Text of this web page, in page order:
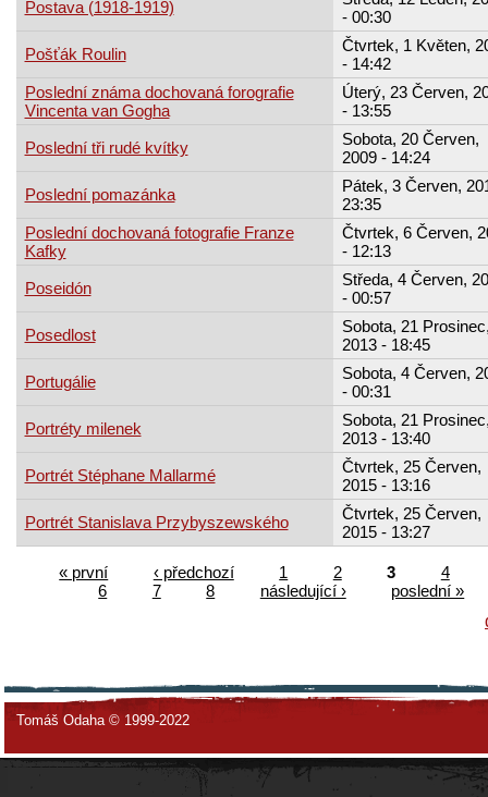
Postava (1918-1919)
- 00:30
Pošťák Roulin
Čtvrtek, 1 Květen,
- 14:42
Poslední známa dochovaná forografie
Vincenta van Gogha
Úterý, 23 Červen,
- 13:55
Poslední tři rudé kvítky
Sobota, 20 Červen,
2009 - 14:24
Poslední pomazánka
Pátek, 3 Červen,
23:35
Poslední dochovaná fotografie Franze
Kafky
Čtvrtek, 6 Červen,
- 12:13
Poseidón
Středa, 4 Červen,
- 00:57
Posedlost
Sobota, 21
2013 - 18:45
Portugálie
Sobota, 4 Červen,
- 00:31
Portréty milenek
Sobota, 21
2013 - 13:40
Portrét Stéphane Mallarmé
Čtvrtek, 25 Červen,
2015 - 13:16
Portrét Stanislava Przybyszewského
Čtvrtek, 25 Červen,
2015 - 13:27
« první ‹ předchozí 1 2 3
4
6
7 8 následující ›
poslední »
Tomáš Odaha © 1999-2022